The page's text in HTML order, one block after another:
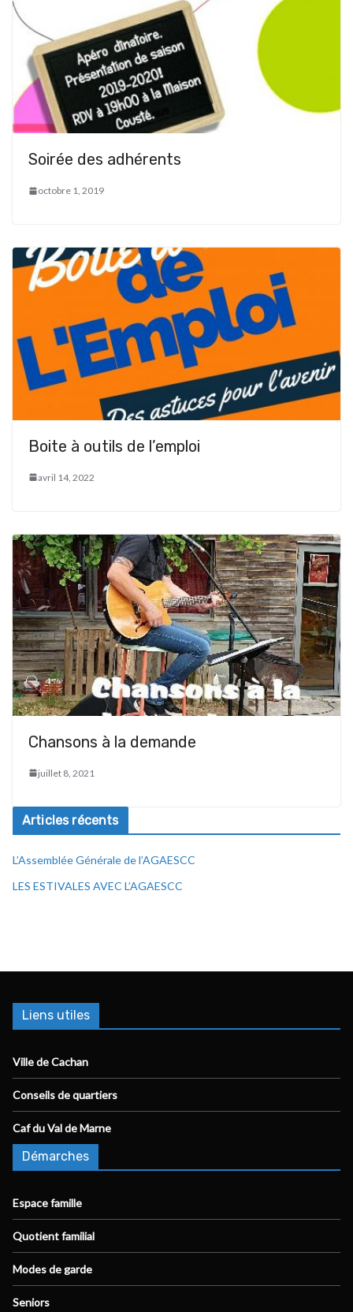
Soirée des adhérents
octobre 1, 2019
Boite à outils de l’emploi
avril 14, 2022
Chansons à la demande
juillet 8, 2021
Articles récents
L’Assemblée Générale de l’AGAESCC
LES ESTIVALES AVEC L’AGAESCC
Liens utiles
Ville de Cachan
Conseils de quartiers
Caf du Val de Marne
Démarches
Espace famille
Quotient familial
Modes de garde
Seniors